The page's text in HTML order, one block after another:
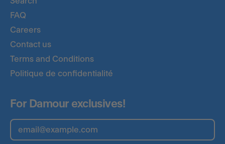
FAQ
Careers
Contact us
Terms and Conditions
Politique de confidentialité
For Damour exclusives!
Email Address